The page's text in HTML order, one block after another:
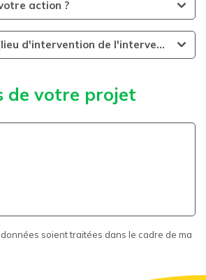
action ?
Lieu de l'action (lieu d'intervention de l'intervenant)
de votre projet
données soient traitées dans le cadre de ma